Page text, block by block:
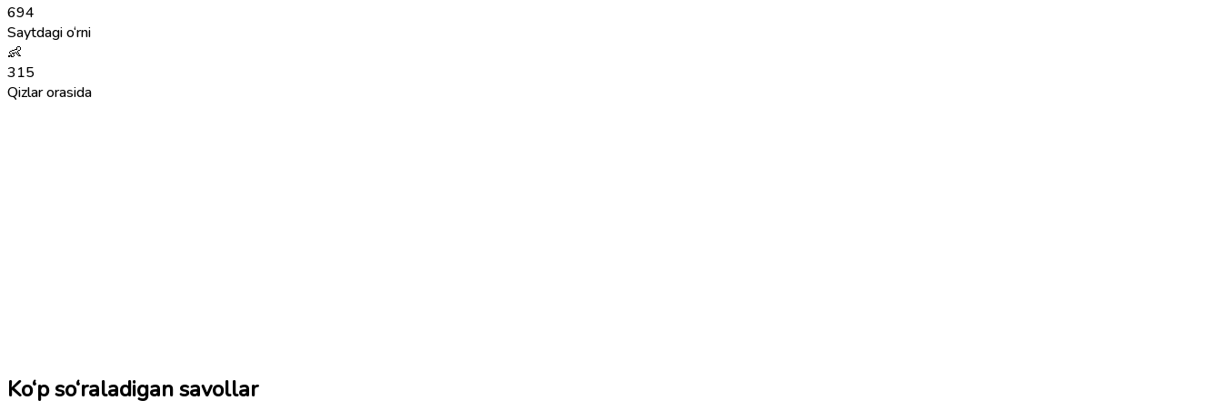
694
Saytdagi o‘rni
👶
315
Qizlar orasida
Ko‘p so‘raladigan savollar